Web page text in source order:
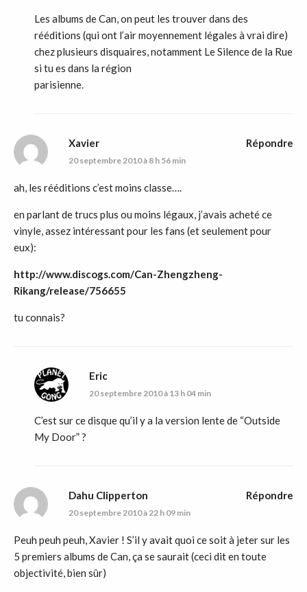
Les albums de Can, on peut les trouver dans des
rééditions (qui ont l’air moyennement légales à vrai dire)
chez plusieurs disquaires, notamment Le Silence de la Rue
si tu es dans la région
parisienne.
Xavier
20 septembre 2010 à 8 h 56 min
ah, les rééditions c’est moins classe….
en parlant de trucs plus ou moins légaux, j’avais acheté ce
vinyle, assez intéressant pour les fans (et seulement pour
eux):
http://www.discogs.com/Can-Zhengzheng-
Rikang/release/756655
tu connais?
Répondre
Eric
20 septembre 2010 à 13 h 04 min
C’est sur ce disque qu’il y a la version lente de “Outside
My Door” ?
Dahu Clipperton
20 septembre 2010 à 22 h 09 min
Peuh peuh peuh, Xavier ! S’il y avait quoi ce soit à jeter sur les
5 premiers albums de Can, ça se saurait (ceci dit en toute
objectivité, bien sûr)
Répondre